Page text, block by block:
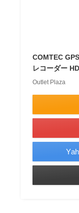
COMTEC
レコーダー
Outlet Plaza